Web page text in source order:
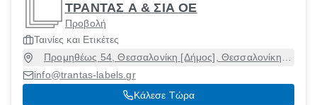
ΤΡΑΝΤΑΣ Α & ΣΙΑ ΟΕ
Προβολή
Ταινίες και Ετικέτες
Προμηθέως 54, Θεσσαλονίκη [Δήμος], Θεσσαλονίκη,
info@trantas-labels.gr
Κάλεσε Τώρα